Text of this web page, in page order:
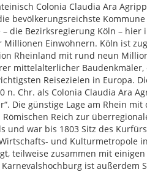
Colonia Claudia Ara
bevölkerungsreichste
die Bezirksregierung Köln –
Einwohnern. Köln ist
Rheinland mit rund neun
mittelalterlicher
Reisezielen in Europa.
Chr. als Colonia Claudia Ara
Die günstige Lage am Rhein
Reich zur
und war bis 1803 Sitz des
und Kulturmetropole
teilweise zusammen mit
Karnevalshochburg ist